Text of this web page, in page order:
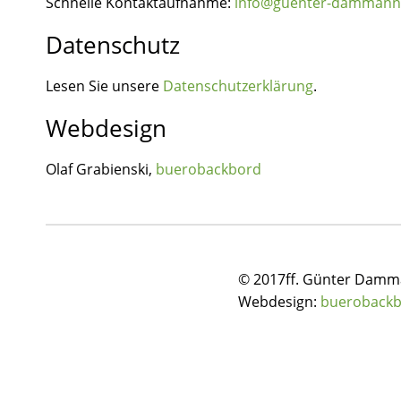
Datenschutz
Lesen Sie unsere Datenschutzerklärung.
Webdesign
Olaf Grabienski, buerobackbord
© 2017ff. Günter
Webdesign: